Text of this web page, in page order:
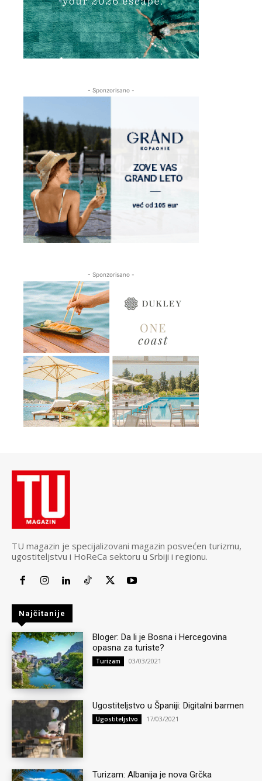
- Sponzorisano -
- Sponzorisano -
TU magazin je specijalizovani magazin posvećen turizmu,
ugostiteljstvu i HoReCa sektoru u Srbiji i regionu.
Najčitanije
Bloger: Da li je Bosna i Hercegovina
opasna za turiste?
Turizam 03/03/2021
Ugostiteljstvo u Španiji: Digitalni barmen
Ugostiteljstvo 17/03/2021
Turizam: Albanija je nova Grčka